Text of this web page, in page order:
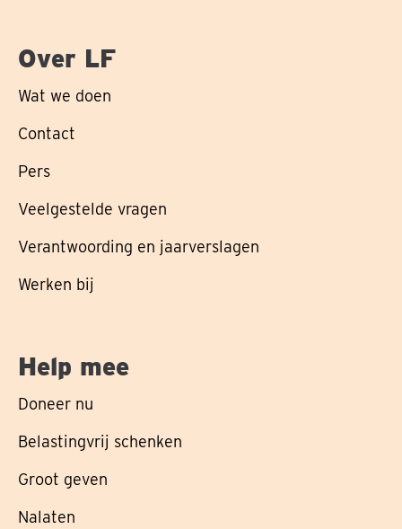
Over LF
Wat we doen
Contact
Pers
Veelgestelde vragen
Verantwoording en jaarverslagen
Werken bij
Help mee
Doneer nu
Belastingvrij schenken
Groot geven
Nalaten